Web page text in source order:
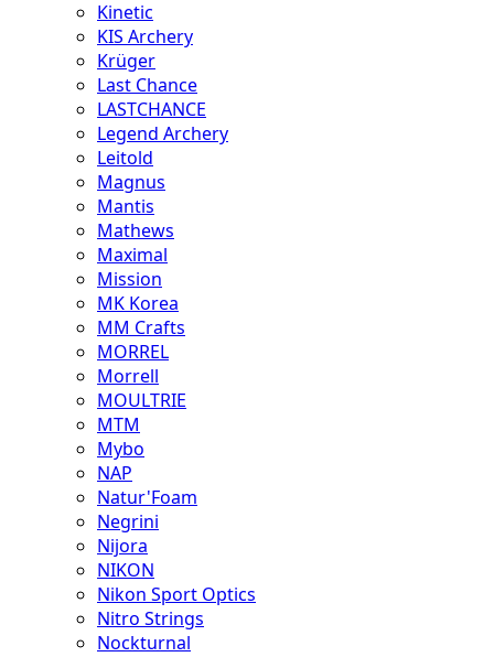
Kinetic
KIS Archery
Krüger
Last Chance
LASTCHANCE
Legend Archery
Leitold
Magnus
Mantis
Mathews
Maximal
Mission
MK Korea
MM Crafts
MORREL
Morrell
MOULTRIE
MTM
Mybo
NAP
Natur'Foam
Negrini
Nijora
NIKON
Nikon Sport Optics
Nitro Strings
Nockturnal